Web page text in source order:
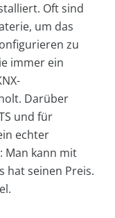
Oft sind
um das
zu
immer ein
Darüber
und für
echter
Man kann mit
hat seinen Preis.